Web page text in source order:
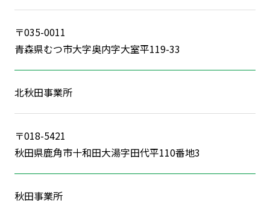
〒035-0011
青森県むつ市大字奥内字大室平119-33
北秋田事業所
〒018-5421
秋田県鹿角市十和田大湯字田代平110番地3
秋田事業所